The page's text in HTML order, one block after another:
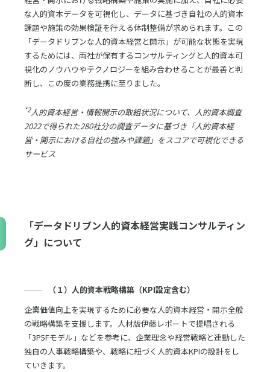
な人的資本データを可視化し、データに基づき自社の人的資本
課題や施策の効果検証を行える体制整備が求められます。この
「データドリブンな人的資本経営と開示」が可能な状態を実現
するためには、両社が保有するコンサルティングと人的資本可
視化のノウハウやテクノロジーを組み合わせることが最善と判
断し、この度の業務提携に至りました。
*2人的資本経営・情報開示の取組状況について、人的資本調査
2022で得られた280社分の調査データに基づき「人的資本経
営・開示における自社の強みや課題」をスコアで可視化できる
サービス
「データドリブン人的資本経営実践コンサルティン
グ」について
（１）人的資本戦略構築（KPI設定含む）
企業価値向上を実現するために必要な人的資本経営・開示全般
の戦略構築を支援します。人材版伊藤レポートで提唱される
「3P5Fモデル」などを参考に、企業理念や経営戦略と連動した
独自の人事戦略構築や、戦略に紐づく人的資本KPIの設計をし
ていきます。